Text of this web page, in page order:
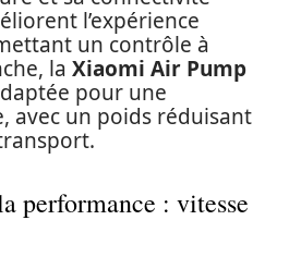
l’expérience
un contrôle à
la Xiaomi Air Pump
pour une
avec un poids réduisant
performance : vitesse